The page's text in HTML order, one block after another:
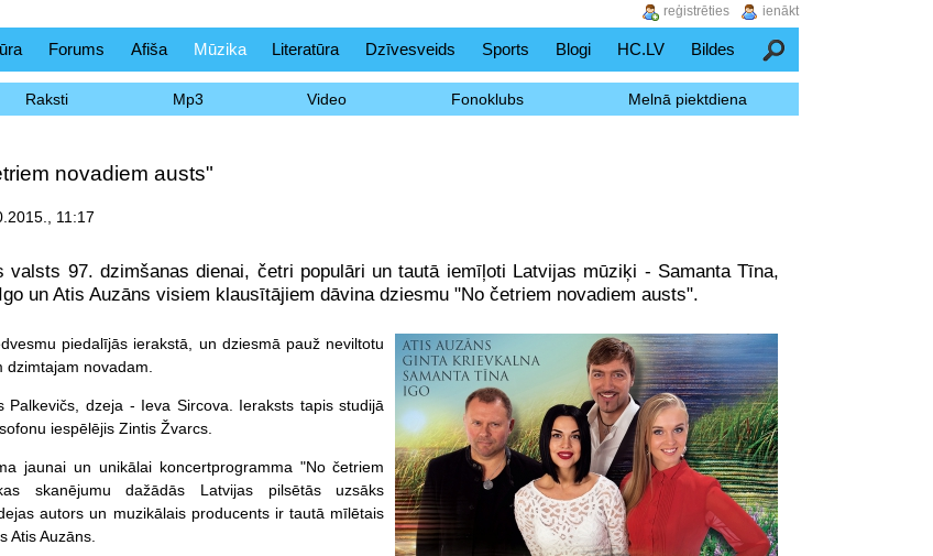
Forums Afiša Mūzika Literatūra Dzīvesveids Sports Blogi HC.LV Bildes Meklēšana
Raksti Mp3 Video Fonoklubs Melnā piektdiena
novadiem austs"
11:17
valsts 97. dzimšanas dienai, četri populāri un tautā iemīļoti Latvijas mūziķi - Samanta Tīna,
un Atis Auzāns visiem klausītājiem dāvina dziesmu "No četriem novadiem austs".
piedalījās ierakstā, un dziesmā pauž neviltotu
novadam.
Palkevičs, dzeja - Ieva Sircova. Ieraksts tapis studijā
iespēlējis Zintis Žvarcs.
jaunai un unikālai koncertprogramma "No četriem
skanējumu dažādās Latvijas pilsētās uzsāks
autors un muzikālais producents ir tautā mīlētais
Atis Auzāns.
ienākt
reģistrēties